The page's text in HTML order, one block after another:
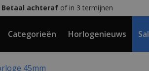
Betaal achterafof in 3 termijnen
Categorieën Horlogenieuws
45mm